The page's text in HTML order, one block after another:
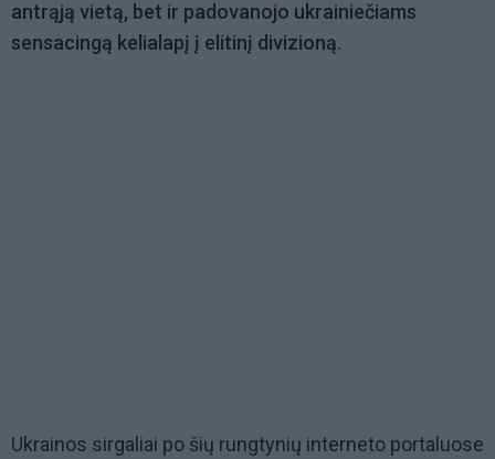
antrąją vietą, bet ir padovanojo ukrainiečiams
sensacingą kelialapį į elitinį divizioną.
Ukrainos sirgaliai po šių rungtynių interneto portaluose